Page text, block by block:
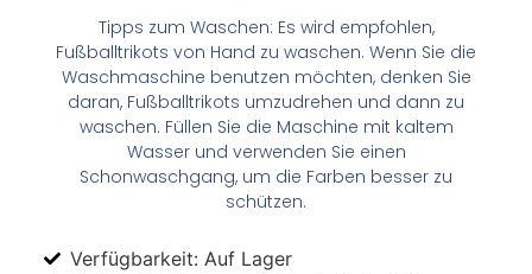
Tipps zum Waschen: Es wird empfohlen,
Fußballtrikots von Hand zu waschen. Wenn Sie die
Waschmaschine benutzen möchten, denken Sie
daran, Fußballtrikots umzudrehen und dann zu
waschen. Füllen Sie die Maschine mit kaltem
Wasser und verwenden Sie einen
Schonwaschgang, um die Farben besser zu
schützen.
Verfügbarkeit: Auf Lager